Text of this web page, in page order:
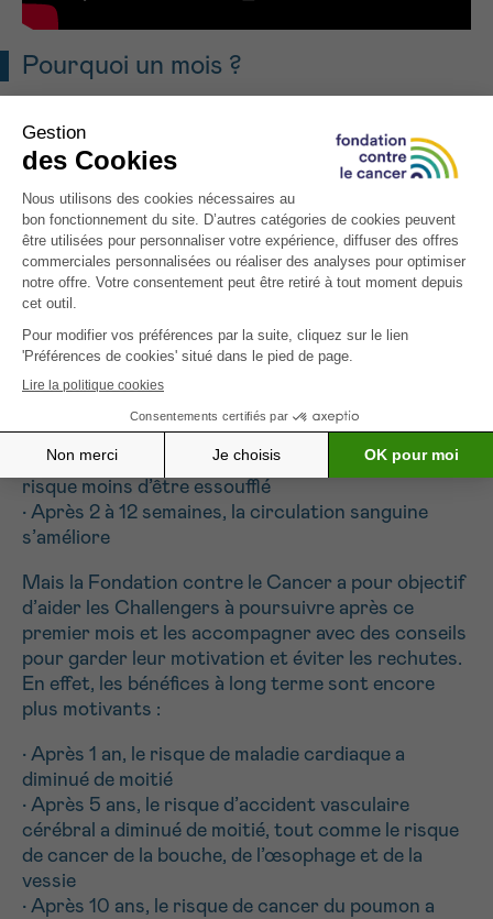
Pourquoi un mois ?
période est idéale pour réduire la dépendance
physique, prendre de nouvelles habitudes. Si un
arrêt définitif semble parfois trop difficile, voire
impossible pour certaines personnes qui fument,
s’y tenir pendant un mois peut paraître plus
accessible. Et au-delà de l’économie dans le budget,
de l’apparence plus fraîche, et de la diminution
santé se font vite sentir:
• Après 24 heures, les poumons commencent à se
nettoyer d’eux-mêmes
• Après 48 heures, l’odorat et le goût s’améliorent
• Après 72 heures, la respiration est plus fluide, on
risque moins d’être essoufflé
• Après 2 à 12 semaines, la circulation sanguine
s’améliore
Mais la Fondation contre le Cancer a pour objectif
d’aider les Challengers à poursuivre après ce
premier mois et les accompagner avec des conseils
pour garder leur motivation et éviter les rechutes.
En effet, les bénéfices à long terme sont encore
plus motivants :
• Après 1 an, le risque de maladie cardiaque a
diminué de moitié
• Après 5 ans, le risque d’accident vasculaire
cérébral a diminué de moitié, tout comme le risque
de cancer de la bouche, de l’œsophage et de la
vessie
• Après 10 ans, le risque de cancer du poumon a